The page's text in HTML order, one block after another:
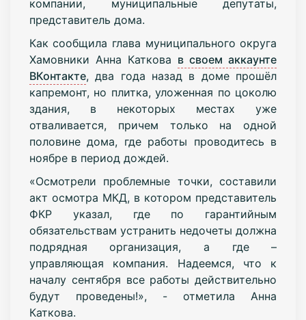
компании, муниципальные депутаты,
представитель дома.
Как сообщила глава муниципального округа
Хамовники Анна Каткова в своем аккаунте
ВКонтакте, два года назад в доме прошёл
капремонт, но плитка, уложенная по цоколю
здания, в некоторых местах уже
отваливается, причем только на одной
половине дома, где работы проводитесь в
ноябре в период дождей.
«Осмотрели проблемные точки, составили
акт осмотра МКД, в котором представитель
ФКР указал, где по гарантийным
обязательствам устранить недочеты должна
подрядная организация, а где –
управляющая компания. Надеемся, что к
началу сентября все работы действительно
будут проведены!», - отметила Анна
Каткова.